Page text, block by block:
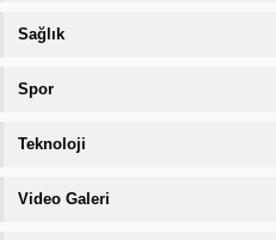
Sağlık
Spor
Teknoloji
Video Galeri